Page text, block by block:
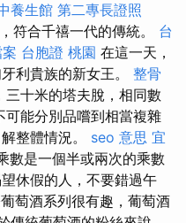
養生館 第二專長證照
符合千禧一代的傳統。 台
台胞證 桃園 在這一天，
利貴族的新女王。 整骨
十米的塔夫脫，相同數
能分別品嚐到相當複雜
整體情況。 seo 意思 宜
數是一個半或兩次的乘數
休假的人，不要錯過午
萄酒系列很有趣，葡萄酒